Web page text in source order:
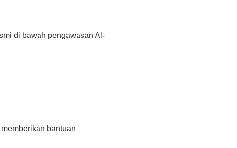
di bawah pengawasan Al-
bantuan